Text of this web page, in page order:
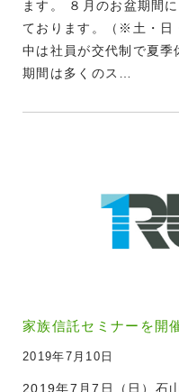
ます。 ８月のお盆期間
ております。（※土・日
中は社員が交代制で夏
期間は多くのス…
家族信託セミナーを開
2019年7月10日
2019年7月7日（日）石